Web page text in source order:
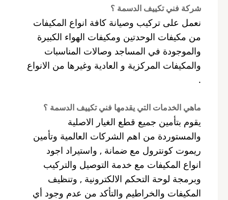
شركة فني تكييف الدسمة ؟
نعمل على تركيب وصيانة كافة انواع المكيفات
من مكيفات الوحدتين ومكيفات الهواء الكبيرة
والموجودة في المساجد وصالات المناسبات
والمكيفات المركزية و العادية وغيرها من الانواع
.
ماهي الخدمات التي يقدمها فني تكييف الدسمة ؟
يقوم بتأمين جميع قطع الغيار الاصلية
والمستوردة من اهم الشركات العالمية وتأمين
ريموت كونترول مع ضمانة , واستيراد اجود
انواع المكيفات مع خدمة التوصيل والتركيب
وبرمجة لوحة التحكم الالكترونية , وتنظيف
المكيفات والخراطيم والتأكد من عدم وجود أي